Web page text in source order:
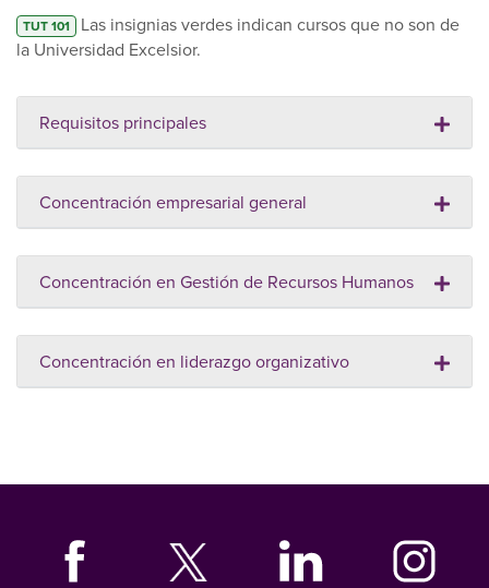
TUT 101 Las insignias verdes indican cursos que no son de
la Universidad Excelsior.
Requisitos principales
Concentración empresarial general
Concentración en Gestión de Recursos Humanos
Concentración en liderazgo organizativo